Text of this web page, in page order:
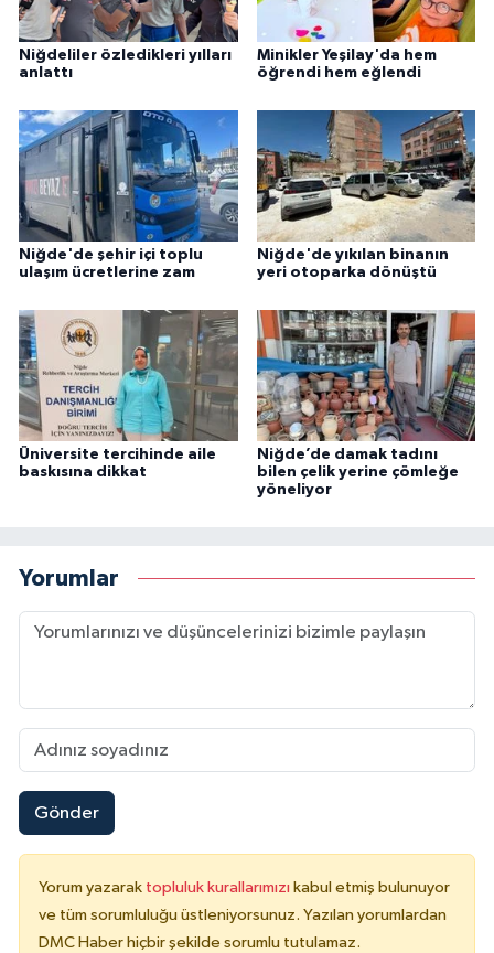
Niğdeliler özledikleri yılları
anlattı
Minikler Yeşilay'da hem
öğrendi hem eğlendi
Niğde'de şehir içi toplu
ulaşım ücretlerine zam
Niğde'de yıkılan binanın
yeri otoparka dönüştü
Üniversite tercihinde aile
baskısına dikkat
Niğde’de damak tadını
bilen çelik yerine çömleğe
yöneliyor
Yorumlar
Gönder
Yorum yazarak topluluk kurallarımızı kabul etmiş bulunuyor
ve tüm sorumluluğu üstleniyorsunuz. Yazılan yorumlardan
DMC Haber hiçbir şekilde sorumlu tutulamaz.